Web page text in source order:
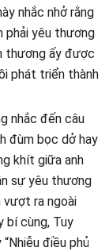
nhắc nhở rằng
phải yêu thương
thương ấy được
phát triển thành
nhắc đến câu
đùm bọc dở hay
khít giữa anh
sự yêu thương
vượt ra ngoài
bí cùng, Tuy
điều phủ